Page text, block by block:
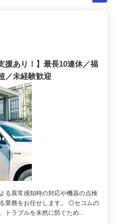
援あり！】最長10連休／福
／未経験歓迎
る異常感知時の対応や機器の点検
業務をお任せします。 ◎セコムの
トラブルを未然に防ぐため…